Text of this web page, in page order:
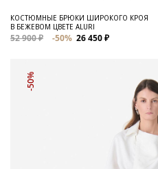
КОСТЮМНЫЕ БРЮКИ ШИРОКОГО КРОЯ
В БЕЖЕВОМ ЦВЕТЕ ALURI
52 900 ₽ -50% 26 450 ₽
-50%